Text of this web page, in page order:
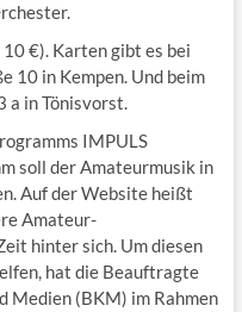
€). Karten gibt es bei
10 in Kempen. Und beim
a in Tönisvorst.
IMPULS
soll der Amateurmusik in
Auf der Website heißt
Amateur-
hinter sich. Um diesen
hat die Beauftragte
Medien (BKM) im Rahmen